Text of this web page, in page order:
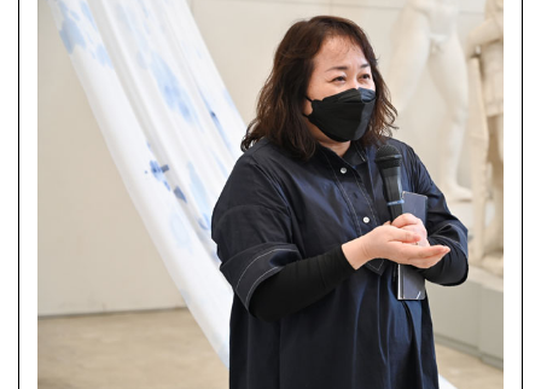
多摩美術大学大学院美術研究科 | 2022/09/07